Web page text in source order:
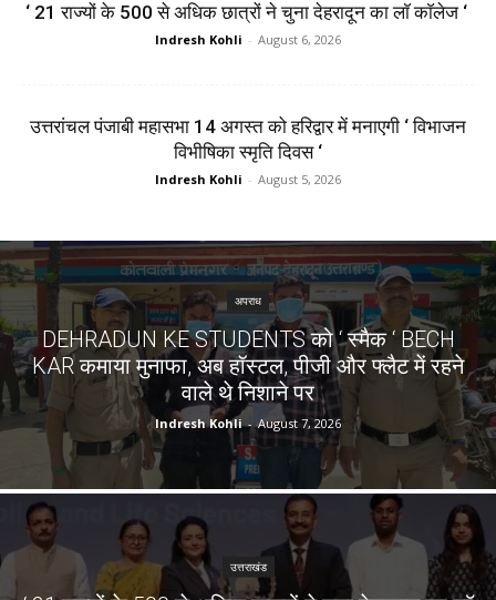
‘ 21 राज्यों के 500 से अधिक छात्रों ने चुना देहरादून का लाॅ काॅलेज ‘
Indresh Kohli - August 6, 2026
उत्तरांचल पंजाबी महासभा 14 अगस्त को हरिद्वार में मनाएगी ‘ विभाजन
विभीषिका स्मृति दिवस ‘
Indresh Kohli - August 5, 2026
अपराध
DEHRADUN KE STUDENTS को ‘ स्मैक ‘ BECH
KAR कमाया मुनाफा, अब हॉस्टल, पीजी और फ्लैट में रहने
वाले थे निशाने पर
Indresh Kohli - August 7, 2026
उत्तराखंड